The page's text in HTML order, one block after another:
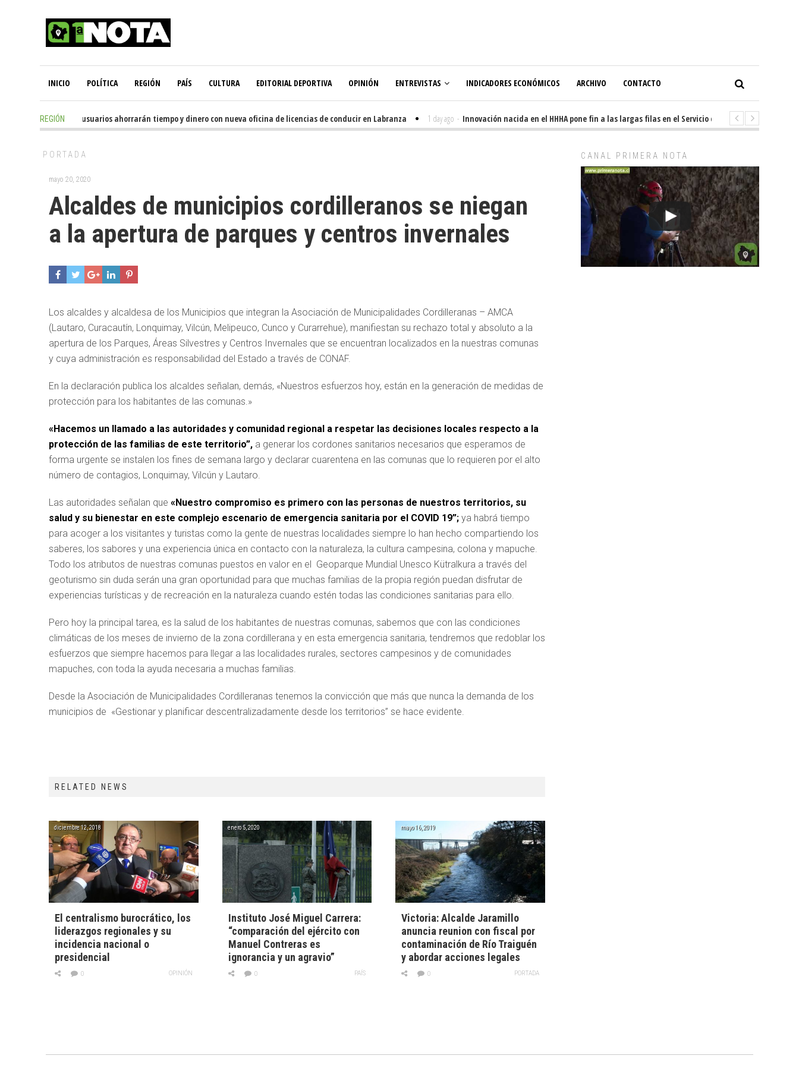
INICIO POLÍTICA REGIÓN PAÍS CULTURA EDITORIAL DEPORTIVA OPINIÓN ENTREVISTAS INDICADORES ECONÓMICOS ARCHIVO CONTACTO
REGIÓN
Miles de usuarios ahorrarán tiempo y dinero con nueva oficina de licencias de conducir en Labranza 1 day ago - Innovación nacida en el HHHA pone fin a las largas filas en el Servicio de Imagenología
PORTADA
mayo 20, 2020
Alcaldes de municipios cordilleranos se niegan
a la apertura de parques y centros invernales
Los alcaldes y alcaldesa de los Municipios que integran la Asociación de Municipalidades Cordilleranas – AMCA
(Lautaro, Curacautín, Lonquimay, Vilcún, Melipeuco, Cunco y Curarrehue), manifiestan su rechazo total y absoluto a la
apertura de los Parques, Áreas Silvestres y Centros Invernales que se encuentran localizados en la nuestras comunas
y cuya administración es responsabilidad del Estado a través de CONAF.
En la declaración publica los alcaldes señalan, demás, «Nuestros esfuerzos hoy, están en la generación de medidas de
protección para los habitantes de las comunas.»
«Hacemos un llamado a las autoridades y comunidad regional a respetar las decisiones locales respecto a la
protección de las familias de este territorio”, a generar los cordones sanitarios necesarios que esperamos de
forma urgente se instalen los fines de semana largo y declarar cuarentena en las comunas que lo requieren por el alto
número de contagios, Lonquimay, Vilcún y Lautaro.
Las autoridades señalan que «Nuestro compromiso es primero con las personas de nuestros territorios, su
salud y su bienestar en este complejo escenario de emergencia sanitaria por el COVID 19”; ya habrá tiempo
para acoger a los visitantes y turistas como la gente de nuestras localidades siempre lo han hecho compartiendo los
saberes, los sabores y una experiencia única en contacto con la naturaleza, la cultura campesina, colona y mapuche.
Todo los atributos de nuestras comunas puestos en valor en el Geoparque Mundial Unesco Kütralkura a través del
geoturismo sin duda serán una gran oportunidad para que muchas familias de la propia región puedan disfrutar de
experiencias turísticas y de recreación en la naturaleza cuando estén todas las condiciones sanitarias para ello.
Pero hoy la principal tarea, es la salud de los habitantes de nuestras comunas, sabemos que con las condiciones
climáticas de los meses de invierno de la zona cordillerana y en esta emergencia sanitaria, tendremos que redoblar los
esfuerzos que siempre hacemos para llegar a las localidades rurales, sectores campesinos y de comunidades
mapuches, con toda la ayuda necesaria a muchas familias.
Desde la Asociación de Municipalidades Cordilleranas tenemos la convicción que más que nunca la demanda de los
municipios de «Gestionar y planificar descentralizadamente desde los territorios” se hace evidente.
RELATED NEWS
diciembre 12, 2018
El centralismo burocrático, los
liderazgos regionales y su
incidencia nacional o
presidencial
OPINIÓN
0
enero 5, 2020
Instituto José Miguel Carrera:
“comparación del ejército con
Manuel Contreras es
ignorancia y un agravio”
PAÍS
0
mayo 16, 2019
Victoria: Alcalde Jaramillo
anuncia reunion con fiscal por
contaminación de Río Traiguén
y abordar acciones legales
PORTADA
0
CANAL PRIMERA NOTA